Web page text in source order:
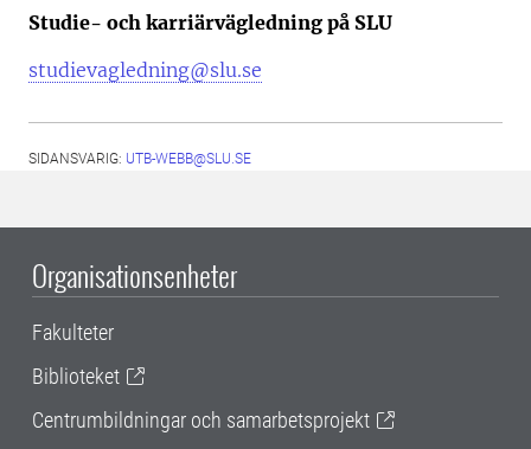
Studie- och karriärvägledning på SLU
studievagledning@slu.se
SIDANSVARIG: UTB-WEBB@SLU.SE
Organisationsenheter
Fakulteter
Biblioteket
Centrumbildningar och samarbetsprojekt